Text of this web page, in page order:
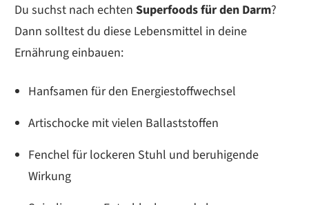
Du suchst nach echten Superfoods für den Darm?
Dann solltest du diese Lebensmittel in deine
Ernährung einbauen:
Hanfsamen für den Energiestoffwechsel
Artischocke mit vielen Ballaststoffen
Fenchel für lockeren Stuhl und beruhigende
Wirkung